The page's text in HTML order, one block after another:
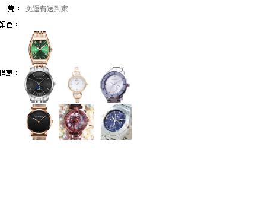
免運費送到家